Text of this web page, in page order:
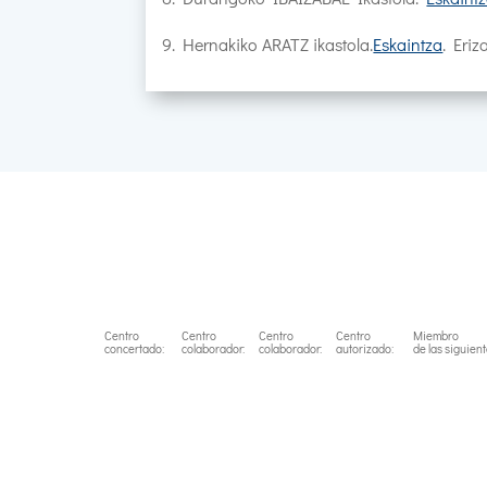
9. Hernakiko ARATZ ikastola.Eskaintza.
Centro
concertado:
Centro
colaborador:
Centro
colaborador:
Centro
autorizado:
Miembro
de las